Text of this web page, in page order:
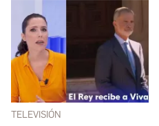
TELEVISIÓN